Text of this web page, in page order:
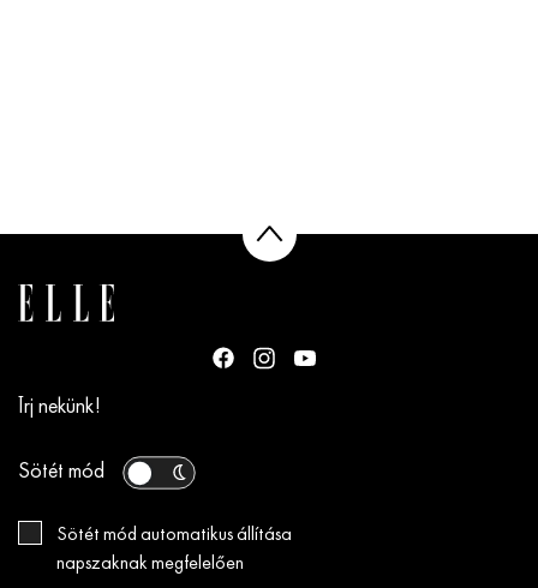
Írj nekünk!
Sötét mód
Sötét mód automatikus állítása
napszaknak megfelelően